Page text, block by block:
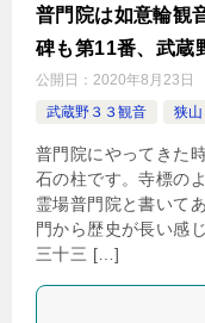
普門院は如意輪観
碑も第11番、武蔵
公開日： 2020年8月23日
武蔵野３３観音
狭
普門院にやってきた
石の柱です。寺標の
霊場普門院と書いて
門から歴史が長い感
三十三 […]